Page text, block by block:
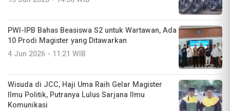
PWI-IPB Bahas Beasiswa S2 untuk Wartawan, Ada
10 Prodi Magister yang Ditawarkan
4 Jun 2026 - 11:21 WIB
Wisuda di JCC, Haji Uma Raih Gelar Magister
Ilmu Politik, Putranya Lulus Sarjana Ilmu
Komunikasi